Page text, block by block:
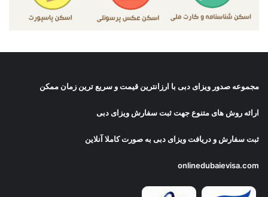
مجموعه صدور ویزای دبی با ارزانترین قیمت و سریع ترین زمان ممکن
ارائه روش های متنوع جهت ثبت سفارش ویزای دبی
ثبت سفارش و دریافتویزای دبی به صورت کاملا آنلاین
onlinedubaievisa.com